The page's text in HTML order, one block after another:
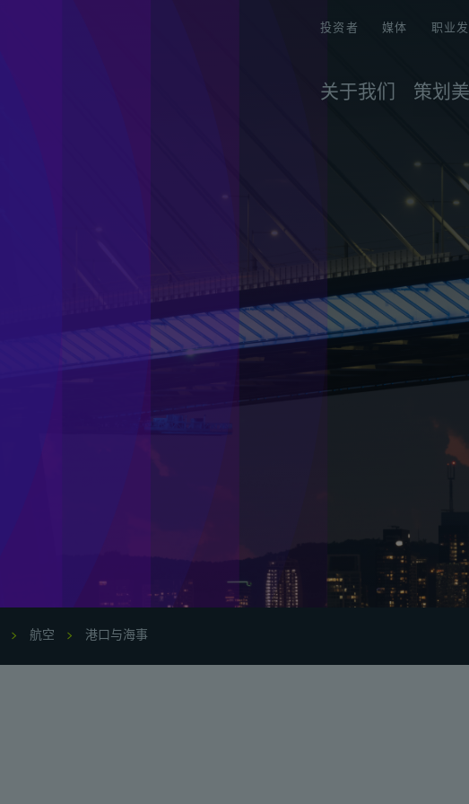
关于我们 策划
投资者 媒体 职业
航空 港口与海事